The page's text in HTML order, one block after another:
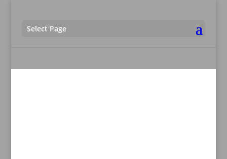
Select Page